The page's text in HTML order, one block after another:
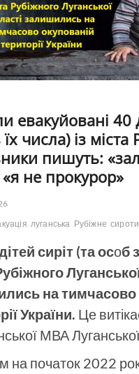
евакуйовані 40
числа) із міста
пишуть:
«я не прокурор»
луганська Рубіжне сироти
сиріт (та особ
на тимчасово
України. Це
МВА
на початок 2022